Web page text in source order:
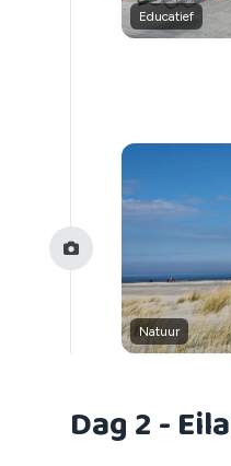
Educatief
Natuur
Dag 2-